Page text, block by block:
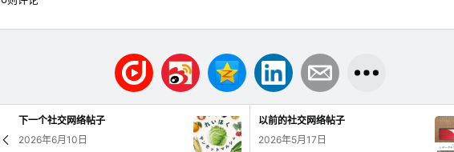
下一个社交网络帖子
2026年6月10日
以前的社交网络帖子
2026年5月17日